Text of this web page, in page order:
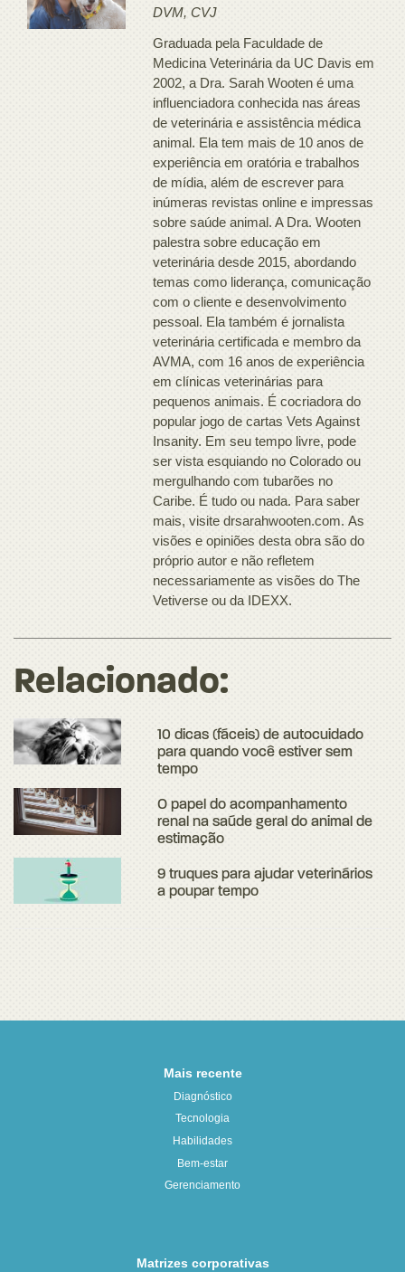
DVM, CVJ
Graduada pela Faculdade de
Medicina Veterinária da UC Davis em
2002, a Dra. Sarah Wooten é uma
influenciadora conhecida nas áreas
de veterinária e assistência médica
animal. Ela tem mais de 10 anos de
experiência em oratória e trabalhos
de mídia, além de escrever para
inúmeras revistas online e impressas
sobre saúde animal. A Dra. Wooten
palestra sobre educação em
veterinária desde 2015, abordando
temas como liderança, comunicação
com o cliente e desenvolvimento
pessoal. Ela também é jornalista
veterinária certificada e membro da
AVMA, com 16 anos de experiência
em clínicas veterinárias para
pequenos animais. É cocriadora do
popular jogo de cartas Vets Against
Insanity. Em seu tempo livre, pode
ser vista esquiando no Colorado ou
mergulhando com tubarões no
Caribe. É tudo ou nada. Para saber
mais, visite drsarahwooten.com. As
visões e opiniões desta obra são do
próprio autor e não refletem
necessariamente as visões do The
Vetiverse ou da IDEXX.
Relacionado:
10 dicas (fáceis) de autocuidado
para quando você estiver sem
tempo
O papel do acompanhamento
renal na saúde geral do animal de
estimação
9 truques para ajudar veterinários
a poupar tempo
Mais recente
Diagnóstico
Tecnologia
Habilidades
Bem-estar
Gerenciamento
Matrizes corporativas